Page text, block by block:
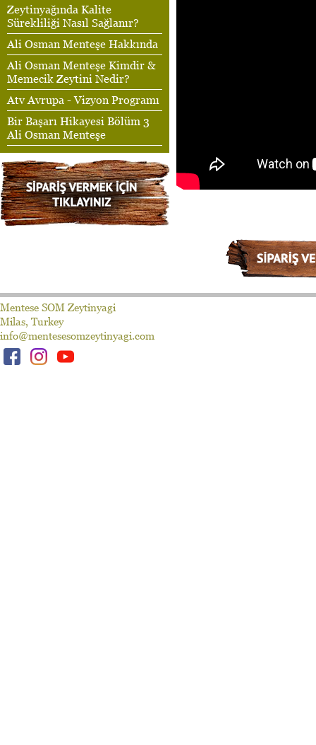
Zeytinyağında Kalite
Sürekliliği Nasıl Sağlanır?
Ali Osman Menteşe Hakkında
Ali Osman Menteşe Kimdir &
Memecik Zeytini Nedir?
Atv Avrupa - Vizyon Programı
Bir Başarı Hikayesi Bölüm 3
Ali Osman Menteşe
Mentese SOM Zeytinyagi
Milas, Turkey
info@mentesesomzeytinyagi.com